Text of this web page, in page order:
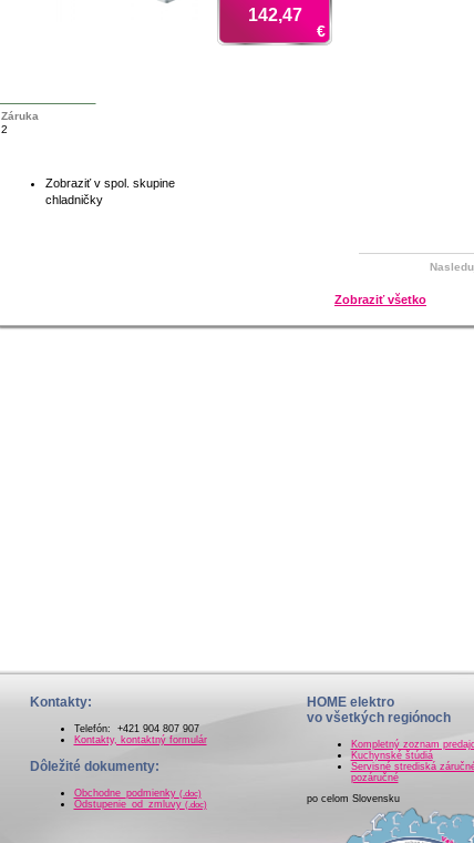
142,47
€
Záruka
2
Zobraziť v spol. skupine
chladničky
Zobraziť všetko
Kontakty:
Telefón: +421 904 807 907
Kontakty, kontaktný formulár
Dôležité dokumenty:
Obchodne_podmienky (.doc)
Odstupenie_od_zmluvy (.doc)
HOME elektro
vo všetkých regiónoch
Kompletný zoznam
Kuchynské štúdiá
Servisné strediská
pozáručné
po celom Slovensku